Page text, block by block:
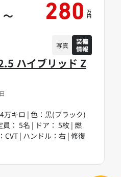
ハイブリッド Z
万キロ | 色：黒(ブラック)
： 5名 | ドア： 5枚 | 燃
CVT | ハンドル：右 | 修復
～ 280 万
円
写真
装備
情報